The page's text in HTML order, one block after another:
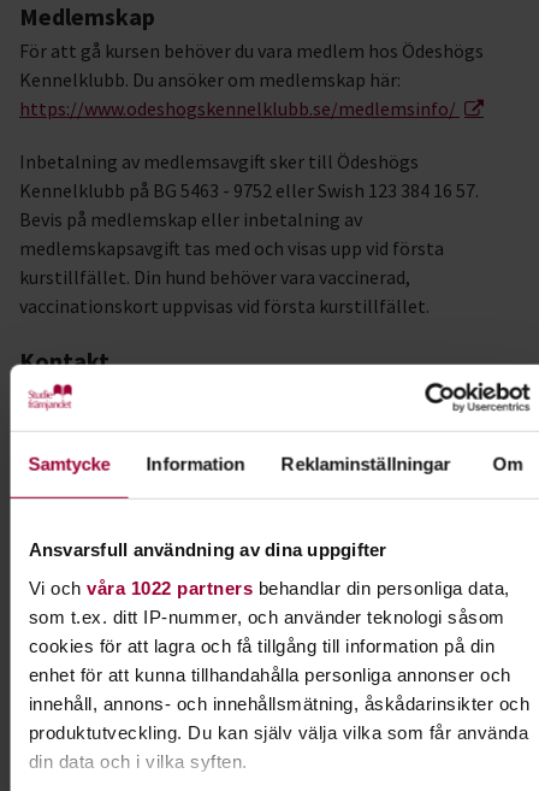
Samtycke Information Reklaminställningar Om
Ansvarsfull användning av dina uppgifter
Vi och våra 1022 partnersbehandlar din personliga data,
som t.ex. ditt IP-nummer, och använder teknologi såsom
cookies för att lagra och få tillgång till information på din
enhet för att kunna tillhandahålla personliga annonser och
innehåll, annons- och innehållsmätning, åskådarinsikter och
produktutveckling. Du kan själv välja vilka som får använda
din data och i vilka syften.
Medlemskap
För att gå kursen behöver du vara medlem hos Ödeshögs
Kennelklubb. Du ansöker om medlemskap här:
https://www.odeshogskennelklubb.se/medlemsinfo/
Inbetalning av medlemsavgift sker till Ödeshögs
Kennelklubb på BG 5463 - 9752 eller Swish 123 384 16 57.
Bevis på medlemskap eller inbetalning av
medlemskapsavgift tas med och visas upp vid första
kurstillfället. Din hund behöver vara vaccinerad,
vaccinationskort uppvisas vid första kurstillfället.
Kontakt
Vid frågor om kursen, kontakta instruktör Anna Renstad
Kursledare
I samarbete med
Ödeshögs Kennelklubb
Svenska Jägareförbundet Östergötland
Kontakt